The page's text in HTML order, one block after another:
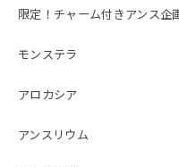
またお世話なる事間違い無
るため、梱包方
限定！チャーム付きアンス企
モンステラ
アロカシア
アンスリウム